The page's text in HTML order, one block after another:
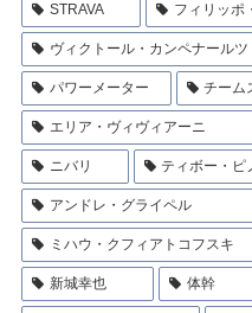
STRAVA フィリッポ
ヴィクトール・カンペナールツ
パワーメーター チーム
エリア・ヴィヴィアーニ
ニバリ ティボー・ピ
アンドレ・グライペル
ミハウ・クフィアトコフスキ
新城幸也 体幹